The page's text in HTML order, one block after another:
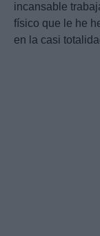
incansable
físico que le he
en la casi